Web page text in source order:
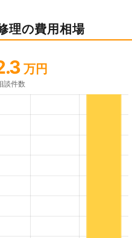
理の費用相場
万円